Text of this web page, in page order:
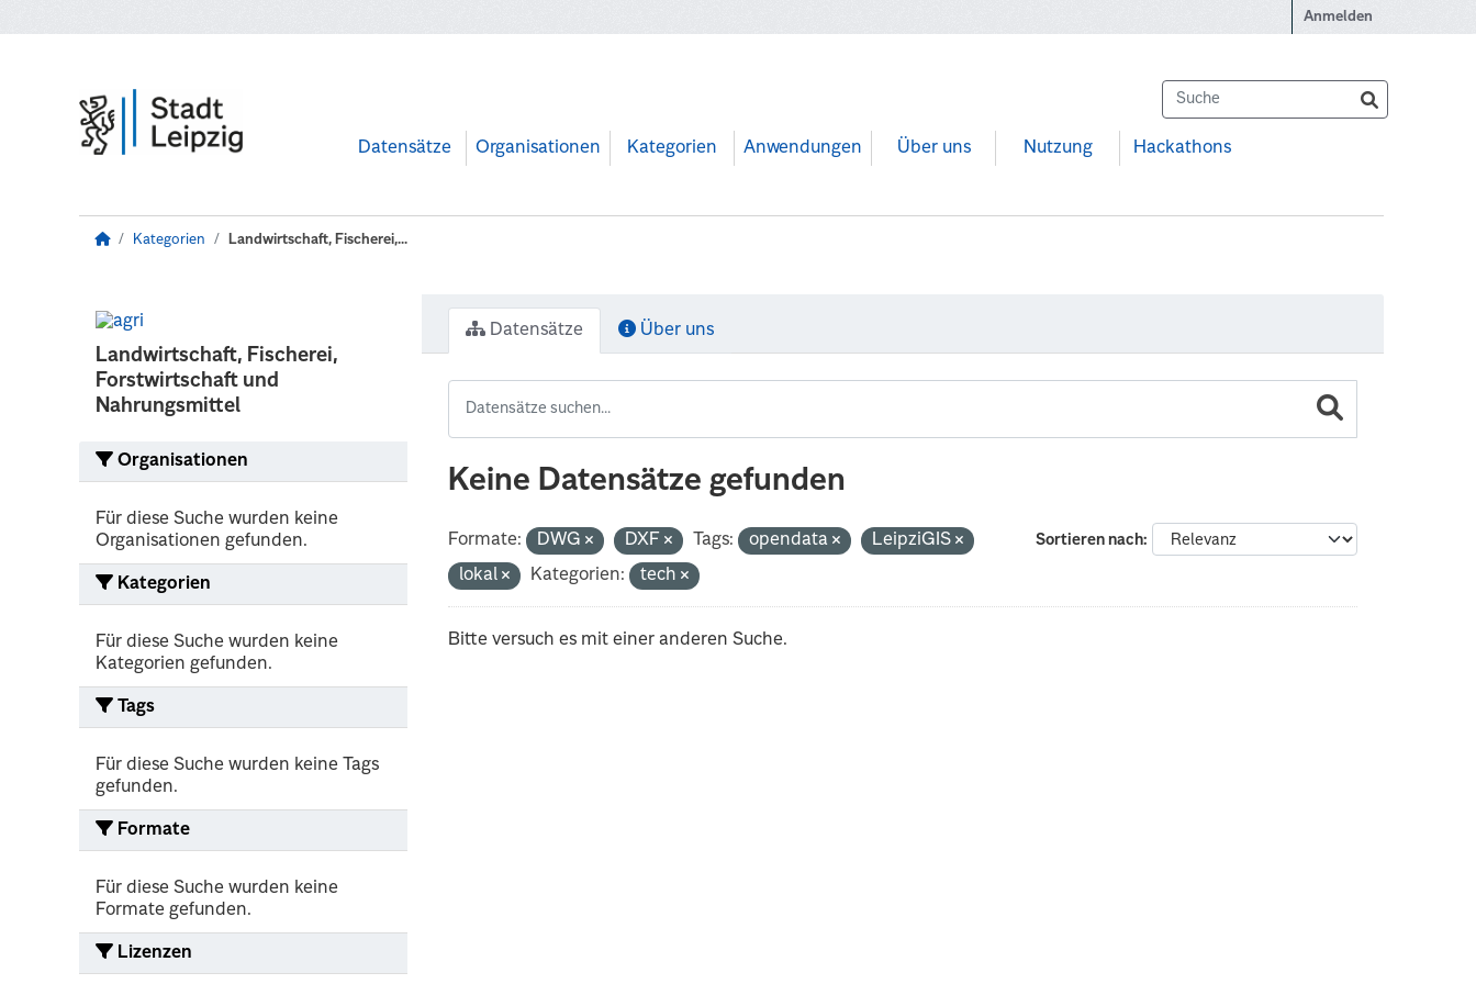
Anmelden
Datensätze Organisationen Kategorien Anwendungen Über uns Nutzung Hackathons
Kategorien Landwirtschaft, Fischerei,...
Landwirtschaft, Fischerei,
Forstwirtschaft und
Nahrungsmittel
Organisationen
Für diese Suche wurden keine
Organisationen gefunden.
Kategorien
Für diese Suche wurden keine
Kategorien gefunden.
Tags
Für diese Suche wurden keine Tags
gefunden.
Formate
Für diese Suche wurden keine
Formate gefunden.
Lizenzen
Datensätze Über uns
Keine Datensätze gefunden
Sortieren nach
Formate: DWG DXF Tags: opendata
LeipziGIS
lokal
Kategorien: tech
Bitte versuch es mit einer anderen Suche.